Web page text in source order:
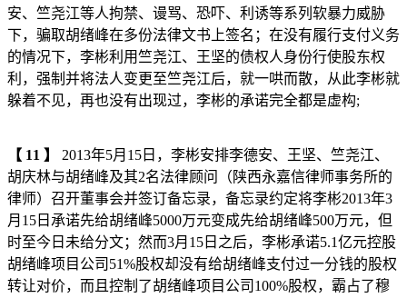
安、竺尧江等人拘禁、谩骂、恐吓、利诱等系列软暴力威胁
下，骗取胡绪峰在多份法律文书上签名；在没有履行支付义务
的情况下，李彬利用竺尧江、王坚的债权人身份行使股东权
利，强制并将法人变更至竺尧江后，就一哄而散，从此李彬就
躲着不见，再也没有出现过，李彬的承诺完全都是虚构;
【 11 】
2013年5月15日，李彬安排李德安、王坚、竺尧江、
胡庆林与胡绪峰及其2名法律顾问（陕西永嘉信律师事务所的
律师）召开董事会并签订备忘录，备忘录约定将李彬2013年3
月15日承诺先给胡绪峰5000万元变成先给胡绪峰500万元，但
时至今日未给分文；然而3月15日之后，李彬承诺5.1亿元控股
胡绪峰项目公司51%股权却没有给胡绪峰支付过一分钱的股权
转让对价，而且控制了胡绪峰项目公司100%股权，霸占了穆